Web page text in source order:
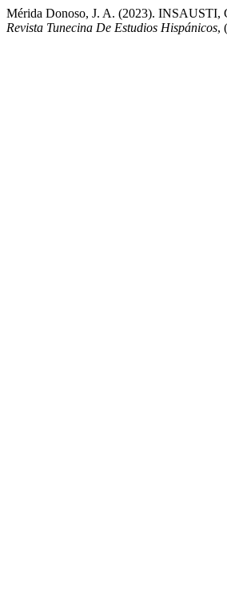
Mérida Donoso, J. A. (2023). INSAUSTI,
Revista Tunecina De Estudios Hispánicos,